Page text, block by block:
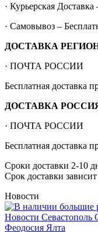
· Курьерская Доставка
· Самовывоз –
ДОСТАВКА
· ПОЧТА РОССИИ
Бесплатная доставка
ДОСТАВКА
· ПОЧТА РОССИИ
Бесплатная доставка
Сроки доставки 2-10
Срок доставки
Новости